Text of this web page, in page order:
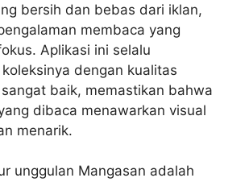
bersih dan bebas dari iklan,
membaca yang
Aplikasi ini selalu
dengan kualitas
baik, memastikan bahwa
dibaca menawarkan visual
menarik.
unggulan Mangasan adalah